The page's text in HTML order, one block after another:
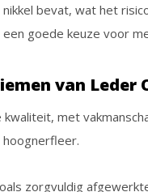
bevat, wat het
goede keuze voor
van Leder
met
zorgvuldig